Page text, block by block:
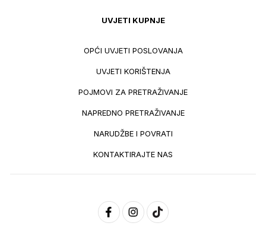
UVJETI KUPNJE
OPĆI UVJETI POSLOVANJA
UVJETI KORIŠTENJA
POJMOVI ZA PRETRAŽIVANJE
NAPREDNO PRETRAŽIVANJE
NARUDŽBE I POVRATI
KONTAKTIRAJTE NAS